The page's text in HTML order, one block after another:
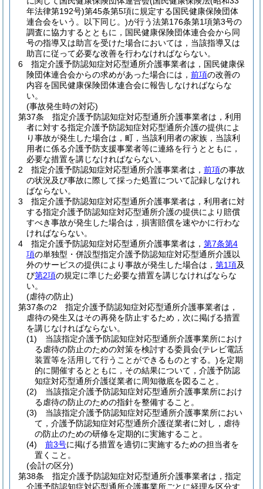
年法律第192号)第45条第5項に規定する国民健康保険団体
連合会をいう。以下同じ。)が行う法第176条第1項第3号の
調査に協力するとともに，国民健康保険団体連合会から同
号の指導又は助言を受けた場合においては，当該指導又は
助言に従って必要な改善を行わなければならない。
6
指定介護予防認知症対応型通所介護事業者は，国民健康保
険団体連合会からの求めがあった場合には， 前項の改善の
内容を国民健康保険団体連合会に報告しなければならな
い。
(事故発生時の対応)
第37条
指定介護予防認知症対応型通所介護事業者は，利用
者に対する指定介護予防認知症対応型通所介護の提供によ
り事故が発生した場合は，町，当該利用者の家族，当該利
用者に係る介護予防支援事業者等に連絡を行うとともに，
必要な措置を講じなければならない。
2
指定介護予防認知症対応型通所介護事業者は， 前項の事故
の状況及び事故に際して採った処置について記録しなけれ
ばならない。
3
指定介護予防認知症対応型通所介護事業者は，利用者に対
する指定介護予防認知症対応型通所介護の提供により賠償
すべき事故が発生した場合は，損害賠償を速やかに行わな
ければならない。
4
指定介護予防認知症対応型通所介護事業者は， 第7条第4
項の単独型・併設型指定介護予防認知症対応型通所介護以
外のサービスの提供により事故が発生した場合は， 第1項及
び第2項の規定に準じた必要な措置を講じなければならな
い。
(虐待の防止)
第37条の2
指定介護予防認知症対応型通所介護事業者は，
虐待の発生又はその再発を防止するため，次に掲げる措置
を講じなければならない。
(1)
当該指定介護予防認知症対応型通所介護事業所におけ
る虐待の防止のための対策を検討する委員会(テレビ電話
装置等を活用して行うことができるものとする。)を定期
的に開催するとともに，その結果について，介護予防認
知症対応型通所介護従業者に周知徹底を図ること。
(2)
当該指定介護予防認知症対応型通所介護事業所におけ
る虐待の防止のための指針を整備すること。
(3)
当該指定介護予防認知症対応型通所介護事業所におい
て，介護予防認知症対応型通所介護従業者に対し，虐待
の防止のための研修を定期的に実施すること。
(4)
前3号に掲げる措置を適切に実施するための担当者を
置くこと。
(会計の区分)
第38条
指定介護予防認知症対応型通所介護事業者は，指定
介護予防認知症対応型通所介護事業所ごとに経理を区分す